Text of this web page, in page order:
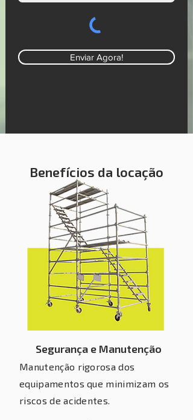
Enviar Agora!
Benefícios da locação
Segurança e Manutenção
Manutenção rigorosa dos
equipamentos que minimizam os
riscos de acidentes.